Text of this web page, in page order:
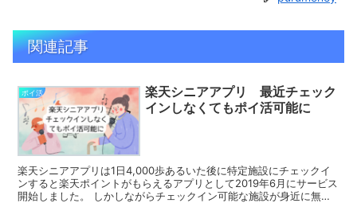
関連記事
ポイ活
楽天シニアアプリ 最近チェック
インしなくてもポイ活可能に
楽天シニアアプリは1日4,000歩あるいた後に特定施設にチェックイ
ンすると楽天ポイントがもらえるアプリとして2019年6月にサービス
開始しました。 しかしながらチェックイン可能な施設が身近に無い